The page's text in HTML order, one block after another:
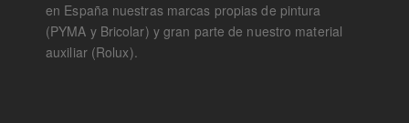
en España nuestras marcas propias de pintura
(PYMA y Bricolar) y gran parte de nuestro material
auxiliar (Rolux).